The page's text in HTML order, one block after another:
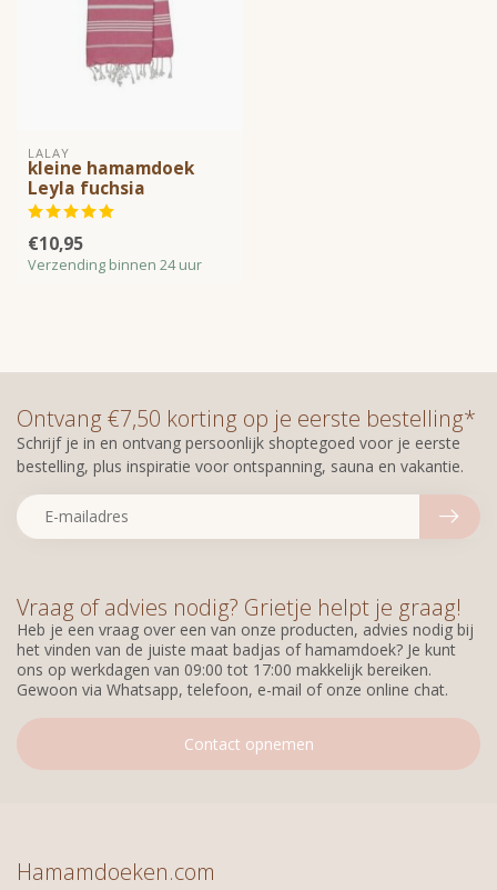
LALAY
kleine hamamdoek
Leyla fuchsia
€10,95
Verzending binnen 24 uur
Vraag of advies nodig? Grietje helpt je graag!
Heb je een vraag over een van onze producten, advies nodig bij
het vinden van de juiste maat badjas of hamamdoek? Je kunt
ons op werkdagen van 09:00 tot 17:00 makkelijk bereiken.
Gewoon via Whatsapp, telefoon, e-mail of onze online chat.
Contact opnemen
Ontvang €7,50 korting op je eerste bestelling*
Schrijf je in en ontvang persoonlijk shoptegoed voor je eerste
bestelling, plus inspiratie voor ontspanning, sauna en vakantie.
Hamamdoeken.com